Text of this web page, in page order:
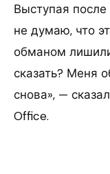
Выступая
не думаю, что
обманом
сказать? Меня
снова», —
Office.